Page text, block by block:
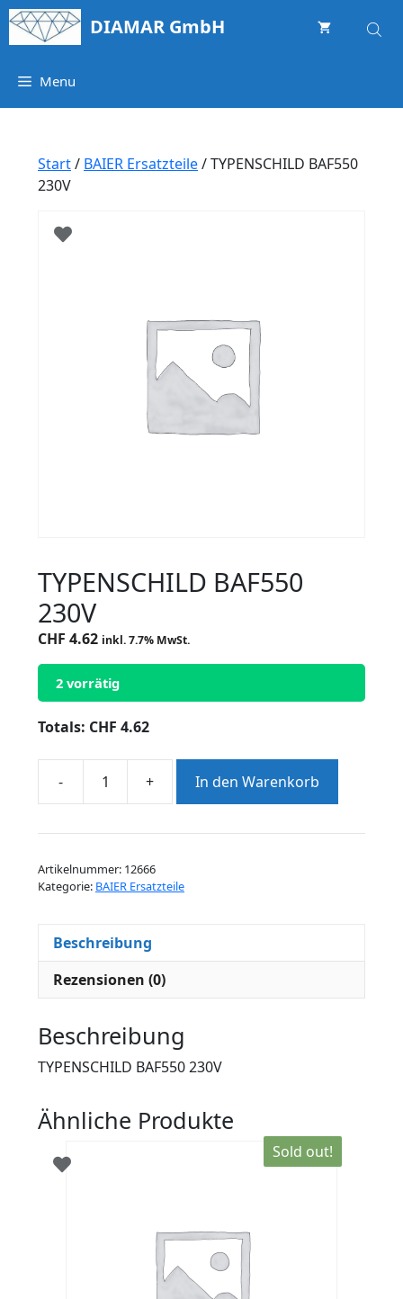
Springe
zum
DIAMAR GmbH
Menu
Start/ BAIER Ersatzteile/ TYPENSCHILD BAF550
230V
TYPENSCHILD BAF550
230V
CHF 4.62 inkl. 7.7% MwSt.
2 vorrätig
Totals: CHF 4.62
-
TYPENSCHILD
230V
+ In den Warenkorb
Artikelnummer: 12666
Kategorie: BAIER Ersatzteile
Beschreibung
Rezensionen (0)
Beschreibung
TYPENSCHILD BAF550 230V
Ähnliche Produkte
Sold out!